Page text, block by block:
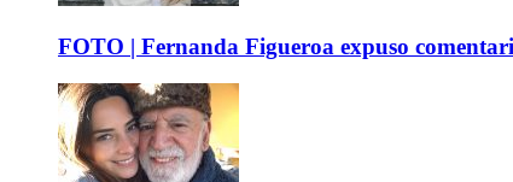
FOTO | Fernanda Figueroa expuso